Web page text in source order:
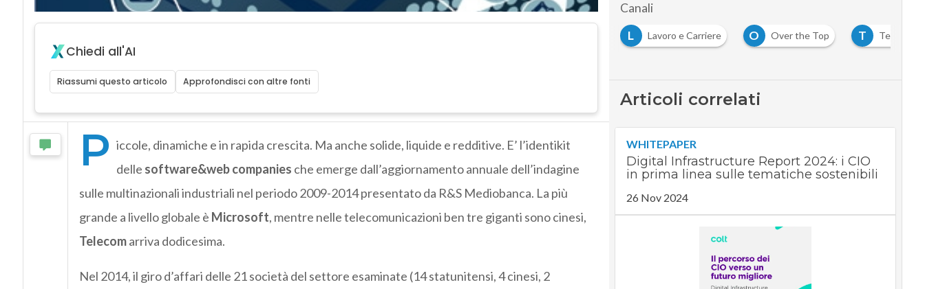
Chiedi all'AI
Riassumi questo articolo Approfondisci con altre fonti
P iccole, dinamiche e in rapida crescita. Ma anche solide, liquide e redditive. E’ l’identikit
delle software&web companies che emerge dall’aggiornamento annuale dell’indagine
sulle multinazionali industriali nel periodo 2009-2014 presentato da R&S Mediobanca. La più
grande a livello globale è Microsoft, mentre nelle telecomunicazioni ben tre giganti sono cinesi,
Telecomarriva dodicesima.
Nel 2014, il giro d’affari delle 21 società del settore esaminate (14 statunitensi, 4 cinesi, 2
Canali
L Lavoro e Carriere O Over the Top T Telco
Articoli correlati
WHITEPAPER
Digital Infrastructure Report 2024: i CIO
in prima linea sulle tematiche sostenibili
26 Nov 2024